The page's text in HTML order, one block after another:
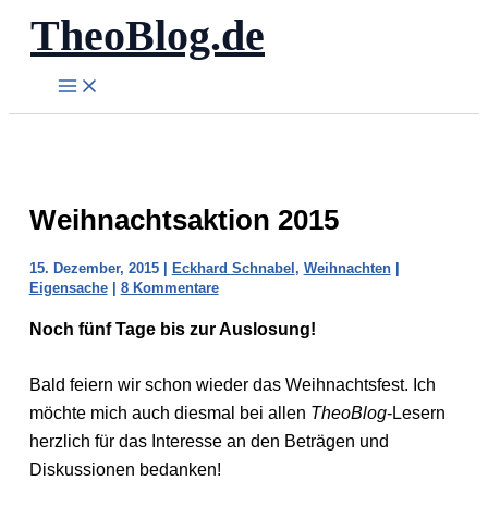
Zum
Inhalt
springen
TheoBlog.de
Weihnachtsaktion 2015
15. Dezember, 2015 | Eckhard Schnabel, Weihnachten|
Eigensache| 8 Kommentare
Noch fünf Tage bis zur Auslosung!
Bald feiern wir schon wieder das Weihnachtsfest. Ich
möchte mich auch diesmal bei allen TheoBlog-Lesern
herzlich für das Interesse an den Beträgen und
Diskussionen bedanken!